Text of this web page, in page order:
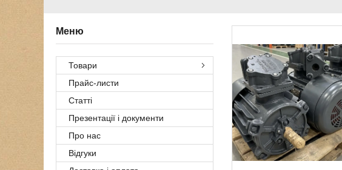
Товари
Прайс-листи
Статті
Презентації і документи
Про нас
Відгуки